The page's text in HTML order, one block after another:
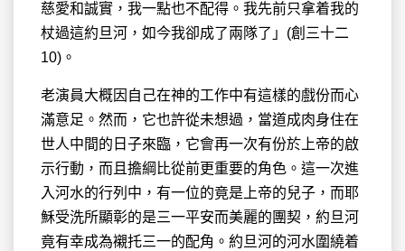
慈愛和誠實，我一點也不配得。我先前只拿着我的
杖過這約旦河，如今我卻成了兩隊了」(創三十二
10)。
老演員大概因自己在神的工作中有這樣的戲份而心
滿意足。然而，它也許從未想過，當道成肉身住在
世人中間的日子來臨，它會再一次有份於上帝的啟
示行動，而且擔綱比從前更重要的角色。這一次進
入河水的行列中，有一位的竟是上帝的兒子，而耶
穌受洗所顯彰的是三一平安而美麗的團契，約旦河
竟有幸成為襯托三一的配角。約旦河的河水圍繞着